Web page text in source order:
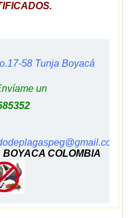
58 Tunja Boyacá
un
COLOMBIA